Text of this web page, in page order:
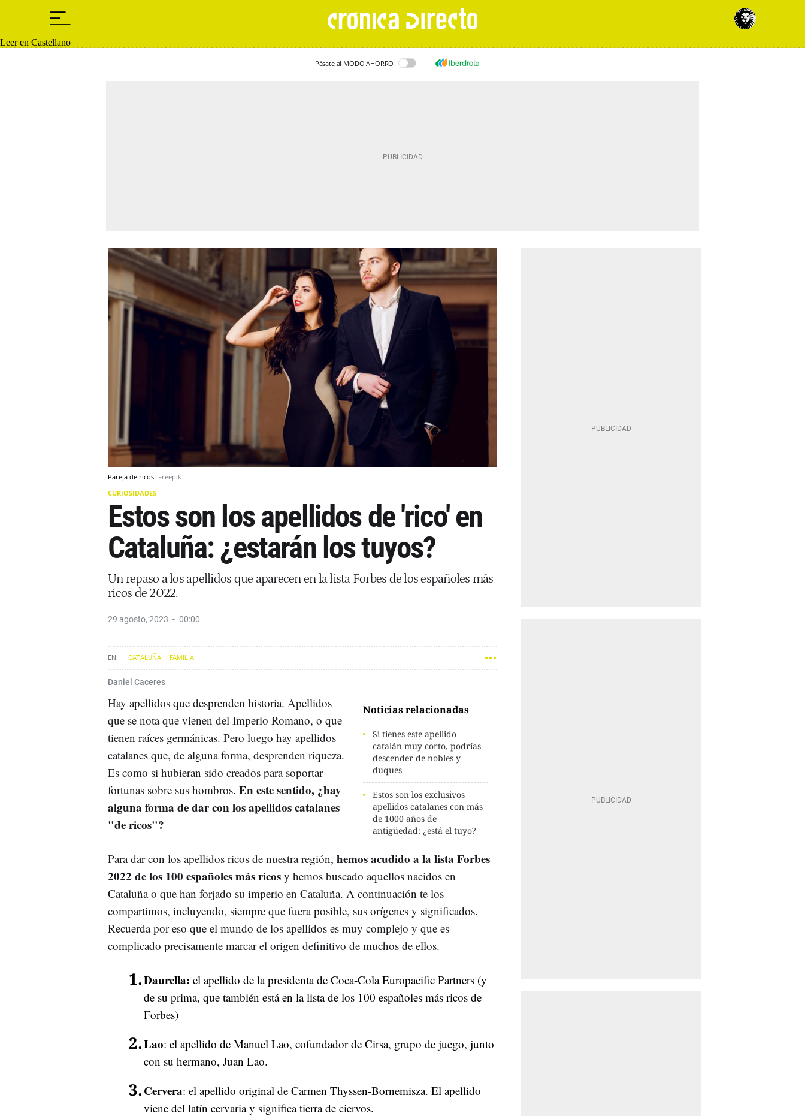
Leer en Castellano
Pásate al MODO AHORRO
Pareja de ricos Freepik
CURIOSIDADES
Estos son los apellidos de 'rico' en
Cataluña: ¿estarán los tuyos?
Un repaso a los apellidos que aparecen en la lista Forbes de los españoles más
ricos de 2022.
29 agosto, 2023 00:00
CATALUÑA FAMILIA
Daniel Caceres
Noticias relacionadas
Si tienes este apellido
catalán muy corto, podrías
descender de nobles y
duques
Estos son los exclusivos
apellidos catalanes con más
de 1000 años de
antigüedad: ¿está el tuyo?
Hay apellidos que desprenden historia. Apellidos
que se nota que vienen del Imperio Romano, o que
tienen raíces germánicas. Pero luego hay apellidos
catalanes que, de alguna forma, desprenden riqueza.
Es como si hubieran sido creados para soportar
fortunas sobre sus hombros. En este sentido, ¿hay
alguna forma de dar con los apellidos catalanes
"de ricos"?
Para dar con los apellidos ricos de nuestra región, hemos acudido a la lista Forbes
2022 de los 100 españoles más ricos y hemos buscado aquellos nacidos en
Cataluña o que han forjado su imperio en Cataluña. A continuación te los
compartimos, incluyendo, siempre que fuera posible, sus orígenes y significados.
Recuerda por eso que el mundo de los apellidos es muy complejo y que es
complicado precisamente marcar el origen definitivo de muchos de ellos.
Daurella: el apellido de la presidenta de Coca-Cola Europacific Partners (y
de su prima, que también está en la lista de los 100 españoles más ricos de
Forbes)
Lao: el apellido de Manuel Lao, cofundador de Cirsa, grupo de juego, junto
con su hermano, Juan Lao.
Cervera: el apellido original de Carmen Thyssen-Bornemisza. El apellido
viene del latín cervaria y significa tierra de ciervos.